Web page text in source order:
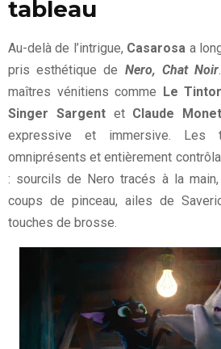
tableau
Au-delà de l’intrigue, Casarosa a
pris esthétique de Nero, Chat Noir
maîtres vénitiens comme Le
Singer Sargentet Claude Monet
expressive et immersive.
omniprésents et entièrement
: sourcils de Nero tracés à la
coups de pinceau, ailes de
touches de brosse.